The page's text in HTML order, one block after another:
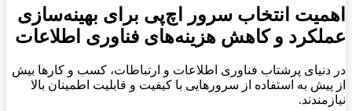
اهمیت انتخاب سرور اچ‌پی برای بهینه‌سازی
عملکرد و کاهش هزینه‌های فناوری اطلاعات
در دنیای پرشتاب فناوری اطلاعات و ارتباطات، کسب و کارها بیش
از پیش به استفاده از سرورهایی با کیفیت و قابلیت اطمینان بالا
نیازمندند.